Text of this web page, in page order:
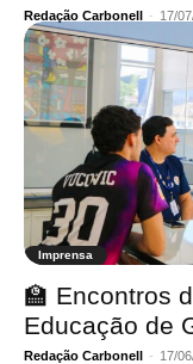
Redação Carbonell - 17/
Imprensa
🏫 Encontros
Educação de
Redação Carbonell - 17/